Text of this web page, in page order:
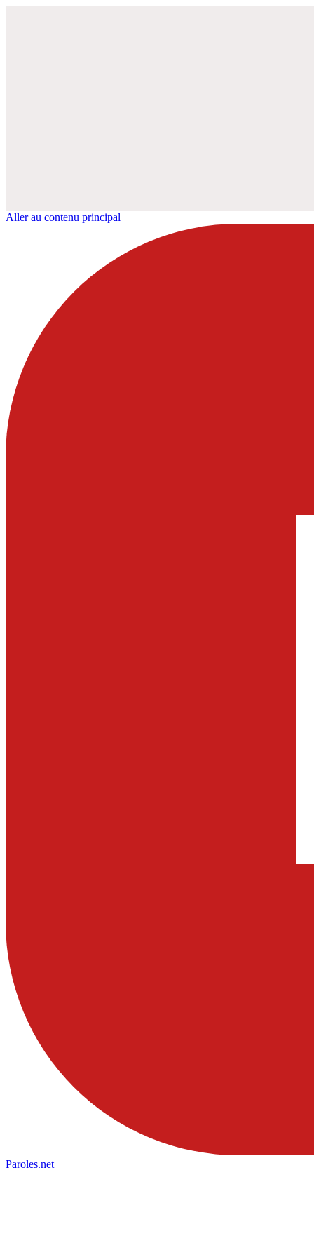
Aller au contenu principal
Paroles.net